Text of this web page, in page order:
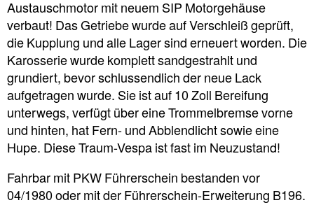
Austauschmotor mit neuem SIP Motorgehäuse
verbaut! Das Getriebe wurde auf Verschleiß geprüft,
die Kupplung und alle Lager sind erneuert worden. Die
Karosserie wurde komplett sandgestrahlt und
grundiert, bevor schlussendlich der neue Lack
aufgetragen wurde. Sie ist auf 10 Zoll Bereifung
unterwegs, verfügt über eine Trommelbremse vorne
und hinten, hat Fern- und Abblendlicht sowie eine
Hupe. Diese Traum-Vespa ist fast im Neuzustand!
Fahrbar mit PKW Führerschein bestanden vor
04/1980 oder mit der Führerschein-Erweiterung B196.